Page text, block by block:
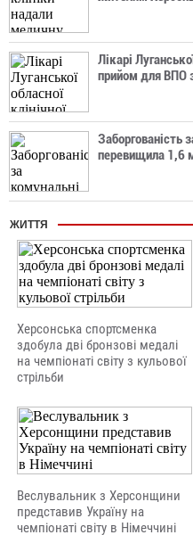
Лікарі
прийом для ВПО
Заборгованість
перевищила 1,6
ЖИТТЯ
Херсонська спортсменка
здобула дві бронзові медалі
на чемпіонаті світу з кульової
стрільби
Веслувальник з Херсонщини
представив Україну на
чемпіонаті світу в Німеччині